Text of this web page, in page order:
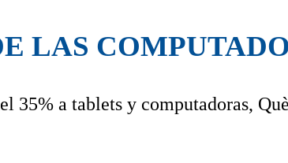
LAS
35% a tablets y computadoras,